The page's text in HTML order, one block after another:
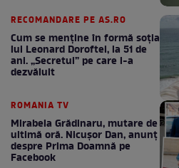
RECOMANDARE PE AS.RO
Cum se menţine în formă soţia
lui Leonard Doroftei, la 51 de
ani. „Secretul” pe care l-a
dezvăluit
ROMANIA TV
Mirabela Grădinaru, mutare de
ultimă oră. Nicuşor Dan, anunţ
despre Prima Doamnă pe
Facebook